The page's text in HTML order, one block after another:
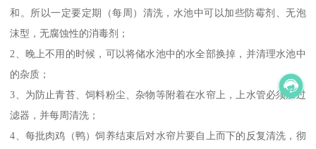
和。所以一定要定期（每周）清洗，水池中可以加些防霉剂、无泡
沫型，无腐蚀性的消毒剂；
2、晚上不用的时候，可以将储水池中的水全部换掉，并清理水池中
的杂质；
3、为防止青苔、饲料粉尘、杂物等附着在水帘上，上水管必须加过
滤器，并每周清洗；
4、每批肉鸡（鸭）饲养结束后对水帘片要自上而下的反复清洗，彻